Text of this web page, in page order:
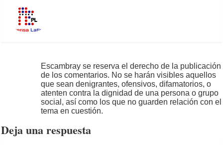
Escambray se reserva el derecho de la publicación
de los comentarios. No se harán visibles aquellos
que sean denigrantes, ofensivos, difamatorios, o
atenten contra la dignidad de una persona o grupo
social, así como los que no guarden relación con el
tema en cuestión.
Deja una respuesta